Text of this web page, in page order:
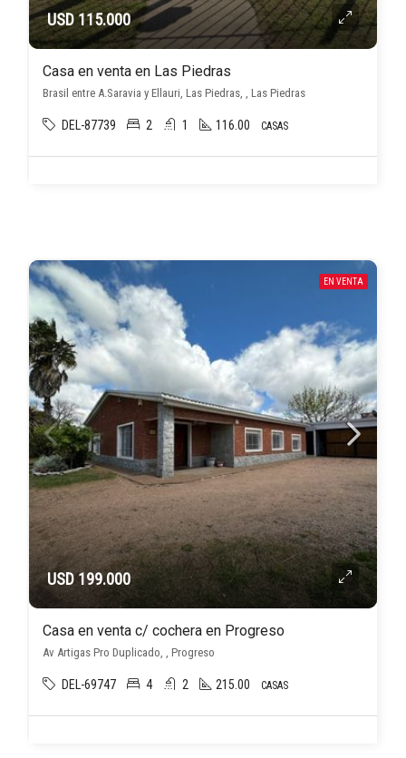
USD 115.000
Casa en venta en Las Piedras
Brasil entre A.Saravia y Ellauri, Las Piedras, , Las Piedras
DEL-87739 2 1 116.00 CASAS
EN VENTA
USD 199.000
Casa en venta c/ cochera en Progreso
Av Artigas Pro Duplicado, , Progreso
DEL-69747 4 2 215.00 CASAS